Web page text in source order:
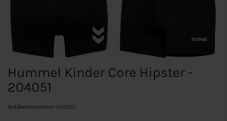
Hummel Kinder Core Hipster -
204051
Artikelnummer 204051